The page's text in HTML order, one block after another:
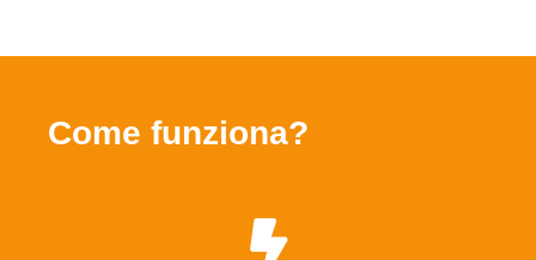
Come funziona?